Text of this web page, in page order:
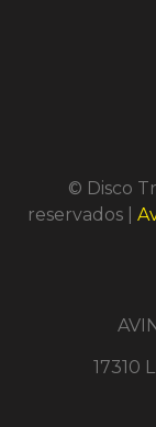
© Disco
reservados |
17310